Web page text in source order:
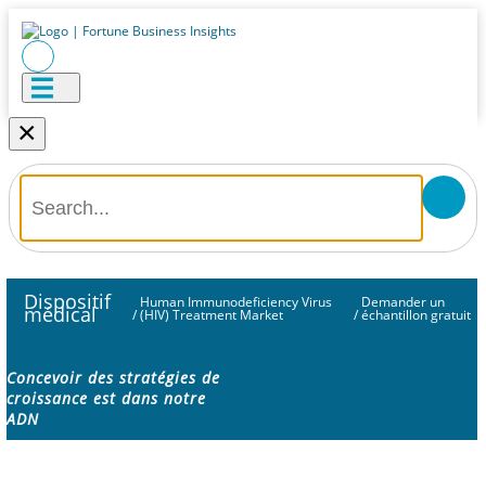
×
Dispositif
médical /
Human Immunodeficiency Virus
(HIV) Treatment Market /
Demander un
échantillon gratuit
Concevoir des stratégies de
croissance est dans notre
ADN